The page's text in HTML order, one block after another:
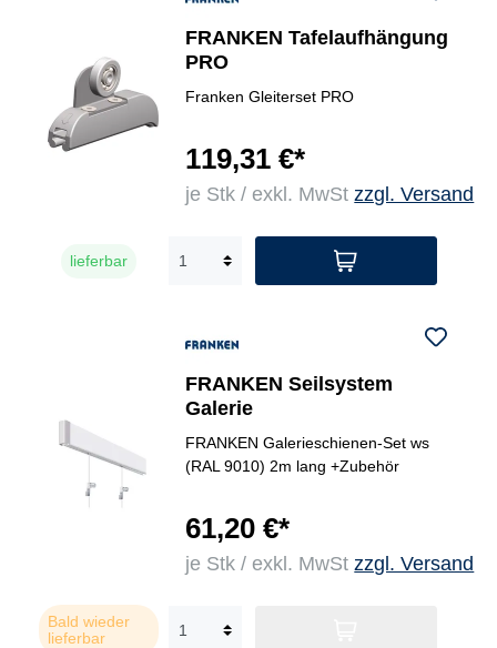
FRANKEN Tafelaufhängung
PRO
Franken Gleiterset PRO
119,31 €*
je Stk / exkl. MwStzzgl. Versand
lieferbar
FRANKEN Seilsystem
Galerie
FRANKEN Galerieschienen-Set ws
(RAL 9010) 2m lang +Zubehör
61,20 €*
je Stk / exkl. MwStzzgl. Versand
Bald wieder
lieferbar